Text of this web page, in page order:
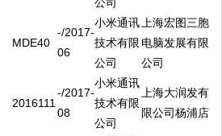
公司
MDE40
-/2017-
06
小米通讯
技术有限
公司
上海宏图三胞
电脑发展有限
公司
2016111
-/2017-
08
小米通讯
技术有限
公司
上海大润发有
限公司杨浦店